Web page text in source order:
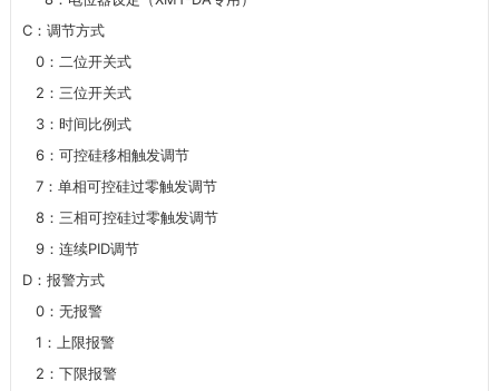
C：调节方式
0：二位开关式
2 ：三位开关式
3：时间比例式
6：可控硅移相触发调节
7：单相可控硅过零触发调节
8：三相可控硅过零触发调节
9：连续PID调节
D：报警方式
0：无报警
1 ：上限报警
2 ：下限报警